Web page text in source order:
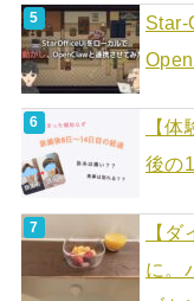
Star-
【
後の
【
に。